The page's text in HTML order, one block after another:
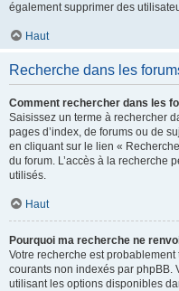
également supprimer des
Haut
Recherche dans les
Comment rechercher dans les
Saisissez un terme à rechercher
pages d’index, de forums ou de
en cliquant sur le lien «
du forum. L’accès à la recherche
utilisés.
Haut
Pourquoi ma recherche ne
Votre recherche est
courants non indexés par phpBB.
utilisant les options disponibles